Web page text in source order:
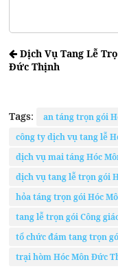
Dịch Vụ Tang Lễ
Đức Thịnh
Tags:
an táng trọn gói
công ty dịch vụ tang lễ
dịch vụ mai táng Hóc
dịch vụ tang lễ trọn gói
hỏa táng trọn gói Hóc
tang lễ trọn gói Công
tổ chức đám tang trọn
trại hòm Hóc Môn Đức